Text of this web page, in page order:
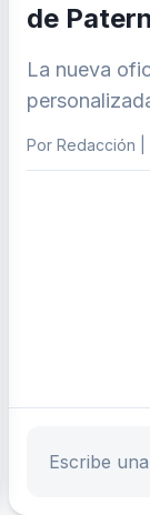
de
La nueva
Por Redacción |
Escribe tu